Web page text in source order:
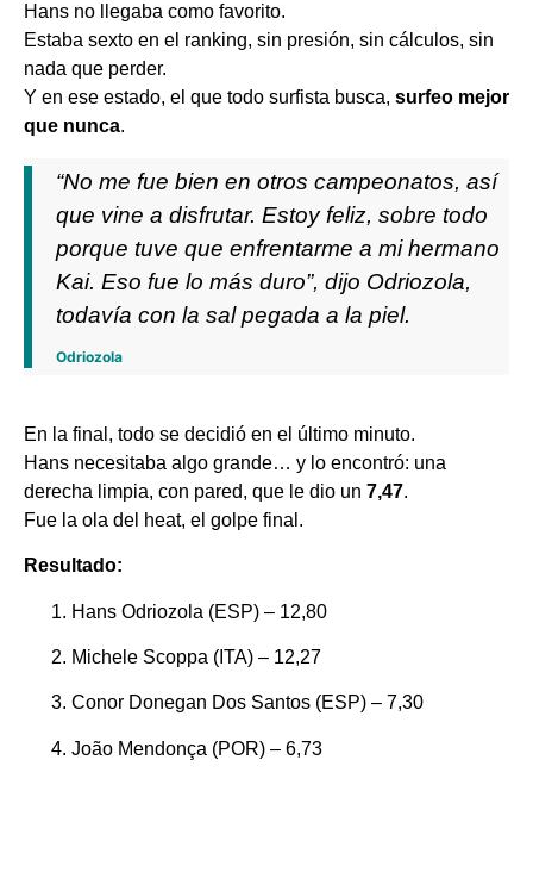
Hans no llegaba como favorito.
Estaba sexto en el ranking, sin presión, sin cálculos, sin
nada que perder.
Y en ese estado, el que todo surfista busca, surfeo mejor
que nunca.
“No me fue bien en otros campeonatos, así
que vine a disfrutar. Estoy feliz, sobre todo
porque tuve que enfrentarme a mi hermano
Kai. Eso fue lo más duro”, dijo Odriozola,
todavía con la sal pegada a la piel.
Odriozola
En la final, todo se decidió en el último minuto.
Hans necesitaba algo grande… y lo encontró: una
derecha limpia, con pared, que le dio un 7,47.
Fue la ola del heat, el golpe final.
Resultado:
Hans Odriozola (ESP) – 12,80
Michele Scoppa (ITA) – 12,27
Conor Donegan Dos Santos (ESP) – 7,30
João Mendonça (POR) – 6,73